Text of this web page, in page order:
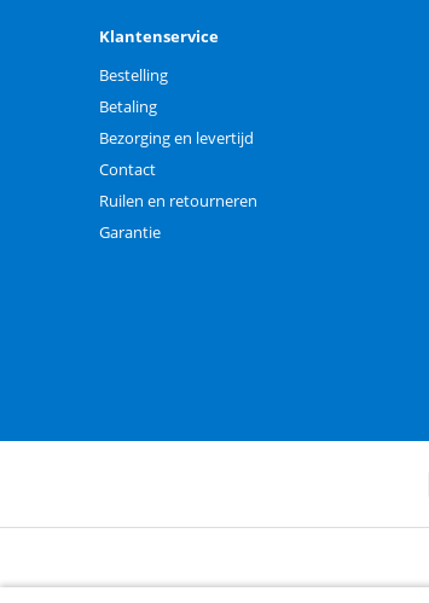
Klantenservice
Bestelling
Betaling
Bezorging en levertijd
Contact
Ruilen en retourneren
Garantie